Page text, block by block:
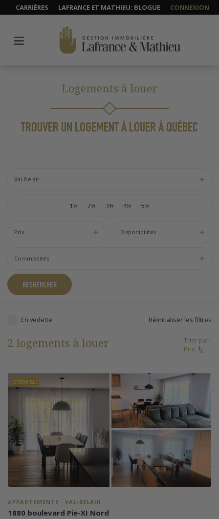
CARRIÈRES LAFRANCE ET MATHIEU: BLOGUE CONNEXION
Logements à louer
TROUVER UN LOGEMENT À LOUER À QUÉBEC
Val-Bélair
1½ 2½ 3½ 4½ 5½
Prix Disponibilités
Commodités
RECHERCHER
2 logements à louer
Trier par :
Prix
En vedette Réinitialiser les filtres
DISPONIBLE
APPARTEMENTS · VAL-BÉLAIR
1880 boulevard Pie-XI Nord